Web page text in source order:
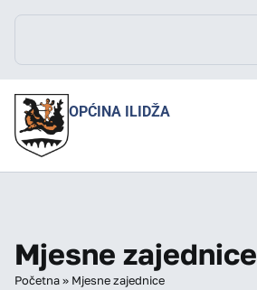
OPĆINA ILIDŽA
Mjesne zajednice
Početna» Mjesne zajednice